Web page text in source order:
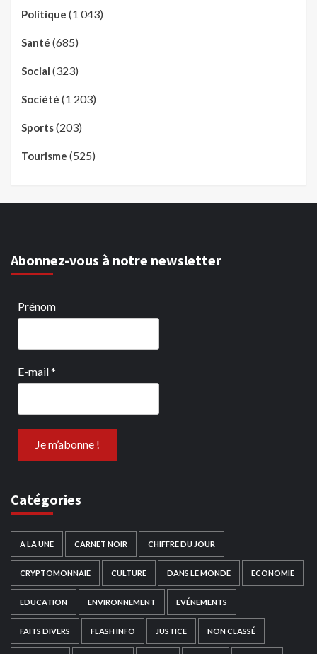
Politique (1 043)
Santé (685)
Social (323)
Société (1 203)
Sports(203)
Tourisme (525)
Abonnez-vous à notre newsletter
Prénom
E-mail*
Catégories
A LA UNE CARNET NOIR CHIFFRE DU JOUR
CRYPTOMONNAIE CULTURE DANS LE MONDE ECONOMIE
EDUCATION ENVIRONNEMENT EVÉNEMENTS
FAITS DIVERS FLASH INFO JUSTICE NON CLASSÉ